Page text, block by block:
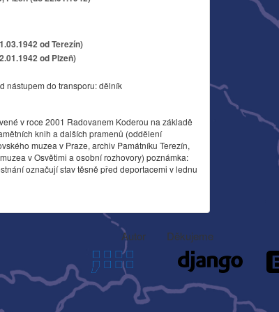
od Terezín)
od Plzeň)
nástupem do transporu: dělník
v roce 2001 Radovanem Koderou na základě
knih a dalších pramenů (oddělení
muzea v Praze, archiv Památníku Terezín,
v Osvětimi a osobní rozhovory) poznámka:
označují stav těsně před deportacemi v lednu
Autor Děkujeme